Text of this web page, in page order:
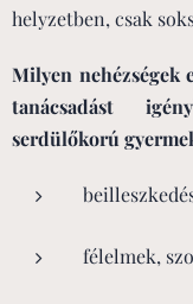
helyzetben, csak
Milyen nehézségek
tanácsadást
serdülőkorú
félelmek,